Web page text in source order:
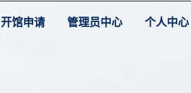
开馆申请 管理员中心 个人中心